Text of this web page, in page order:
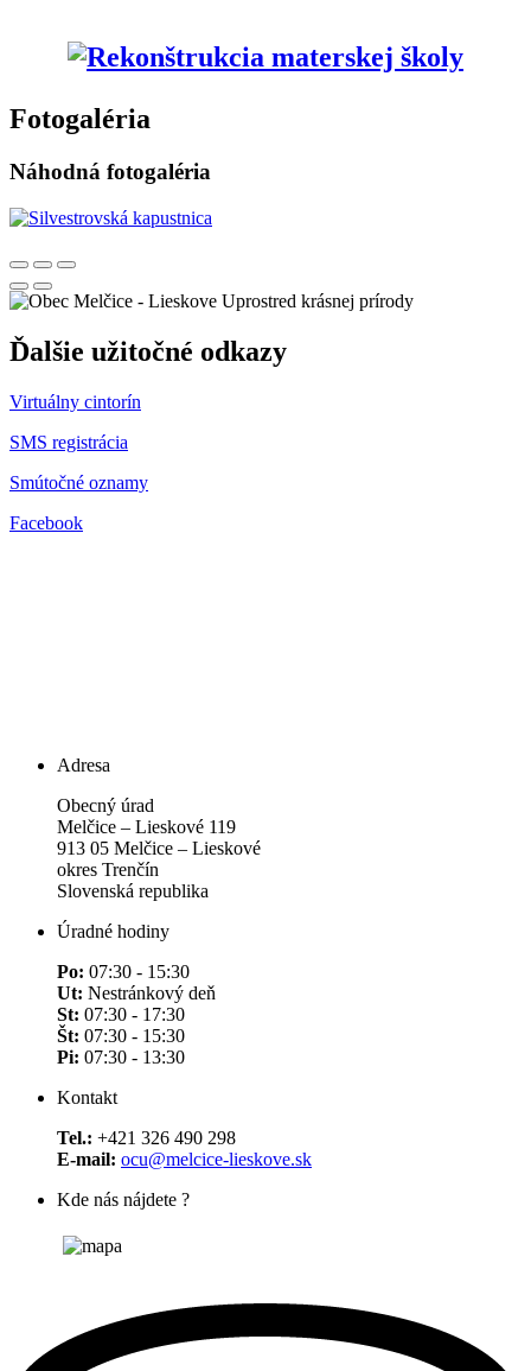
Fotogaléria
Náhodná fotogaléria
Uprostred krásnej prírody
Ďalšie užitočné odkazy
Virtuálny cintorín
SMS registrácia
Smútočné oznamy
Facebook
Adresa
Obecný úrad
Melčice – Lieskové 119
913 05 Melčice – Lieskové
okres Trenčín
Slovenská republika
Úradné hodiny
Po: 07:30 - 15:30
Ut: Nestránkový deň
St: 07:30 - 17:30
Št: 07:30 - 15:30
Pi: 07:30 - 13:30
Kontakt
Tel.: +421 326 490 298
E-mail: ocu@melcice-lieskove.sk
Kde nás nájdete ?